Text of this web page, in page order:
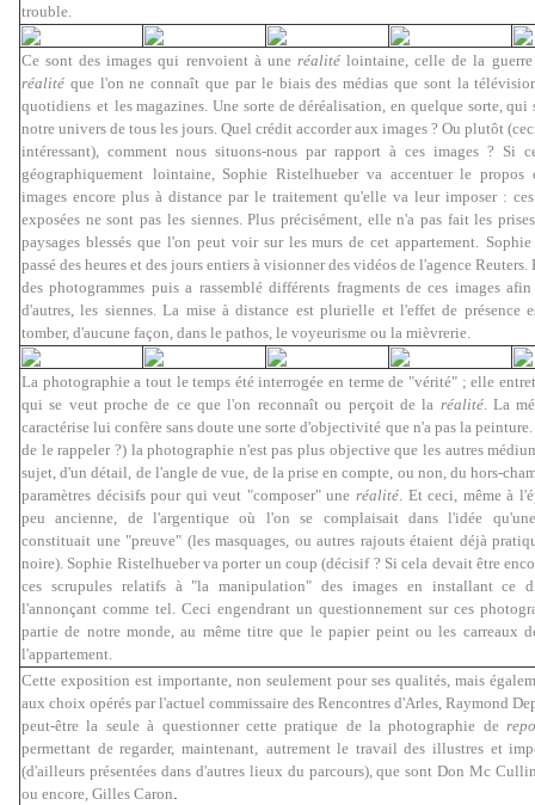
trouble.
Ce sont des images qui renvoient à une réalitélointaine, celle de la
réalité que l'on ne connaît que par le biais des médias que sont la
quotidiens et les magazines. Une sorte de déréalisation, en quelque sorte,
notre univers de tous les jours. Quel crédit accorder aux images ? Ou plutôt
intéressant), comment nous situons-nous par rapport à ces images ? Si
géographiquement lointaine, Sophie Ristelhueber va accentuer le propos
images encore plus à distance par le traitement qu'elle va leur imposer :
exposées ne sont pas les siennes. Plus précisément, elle n'a pas fait les
paysages blessés que l'on peut voir sur les murs de cet appartement.
passé des heures et des jours entiers à visionner des vidéos de l'agence
des photogrammes puis a rassemblé différents fragments de ces images
d'autres, les siennes. La mise à distance est plurielle et l'effet de présence
tomber, d'aucune façon, dans le pathos, le voyeurisme ou la mièvrerie.
La photographie a tout le temps été interrogée en terme de "vérité" ; elle
qui se veut proche de ce que l'on reconnaît ou perçoit de la réalité. La
caractérise lui confère sans doute une sorte d'objectivité que n'a pas la
de le rappeler ?) la photographie n'est pas plus objective que les autres
sujet, d'un détail, de l'angle de vue, de la prise en compte, ou non, du hors-
paramètres décisifs pour qui veut "composer" une réalité. Et ceci, même à
peu ancienne, de l'argentique où l'on se complaisait dans l'idée
constituait une "preuve" (les masquages, ou autres rajouts étaient déjà
noire). Sophie Ristelhueber va porter un coup (décisif ? Si cela devait être
ces scrupules relatifs à "la manipulation" des images en installant ce
l'annonçant comme tel. Ceci engendrant un questionnement sur ces
partie de notre monde, au même titre que le papier peint ou les carreaux
l'appartement.
Cette exposition est importante, non seulement pour ses qualités, mais
aux choix opérés par l'actuel commissaire des Rencontres d'Arles, Raymond
peut-être la seule à questionner cette pratique de la photographie de
permettant de regarder, maintenant, autrement le travail des illustres et
(d'ailleurs présentées dans d'autres lieux du parcours), que sont Don Mc
ou encore, Gilles Caron